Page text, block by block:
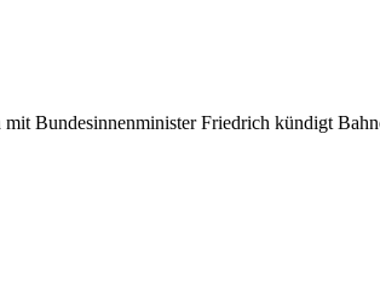
Bundesinnenminister Friedrich kündigt